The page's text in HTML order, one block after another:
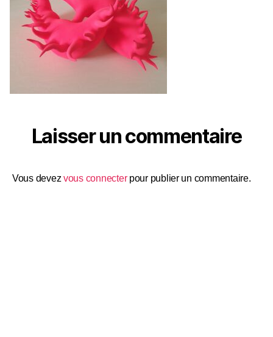
Laisser un commentaire
Vous devezvous connecterpour publier un commentaire.